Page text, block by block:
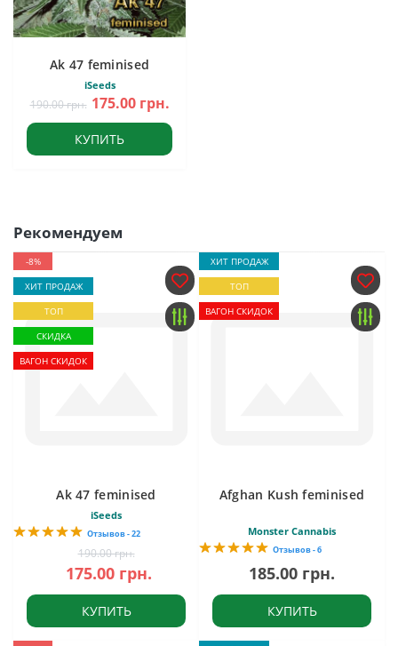
Ak 47 feminised
iSeeds
190.00 грн. 175.00 грн.
КУПИТЬ
Рекомендуем
-8%
ХИТ ПРОДАЖ
ТОП
СКИДКА
ВАГОН СКИДОК
Ak 47 feminised
iSeeds
Отзывов - 22
190.00 грн.
175.00 грн.
КУПИТЬ
ХИТ ПРОДАЖ
ТОП
ВАГОН СКИДОК
Afghan Kush feminised
Monster Cannabis
Отзывов - 6
185.00 грн.
КУПИТЬ